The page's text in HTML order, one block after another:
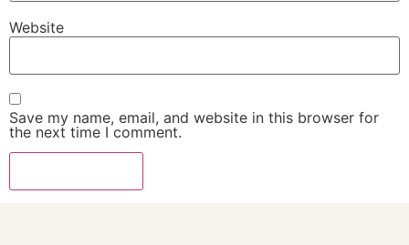
Website
Save my name, email, and website in this browser for
the next time I comment.